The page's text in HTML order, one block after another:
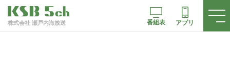
株式会社 瀬戸内海放送 番組表 アプリ